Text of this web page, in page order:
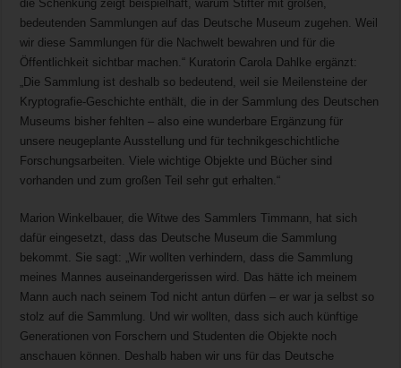
die Schenkung zeigt beispielhaft, warum Stifter mit großen,
bedeutenden Sammlungen auf das Deutsche Museum zugehen. Weil
wir diese Sammlungen für die Nachwelt bewahren und für die
Öffentlichkeit sichtbar machen.“ Kuratorin Carola Dahlke ergänzt:
„Die Sammlung ist deshalb so bedeutend, weil sie Meilensteine der
Kryptografie-Geschichte enthält, die in der Sammlung des Deutschen
Museums bisher fehlten – also eine wunderbare Ergänzung für
unsere neugeplante Ausstellung und für technikgeschichtliche
Forschungsarbeiten. Viele wichtige Objekte und Bücher sind
vorhanden und zum großen Teil sehr gut erhalten.“
Marion Winkelbauer, die Witwe des Sammlers Timmann, hat sich
dafür eingesetzt, dass das Deutsche Museum die Sammlung
bekommt. Sie sagt: „Wir wollten verhindern, dass die Sammlung
meines Mannes auseinandergerissen wird. Das hätte ich meinem
Mann auch nach seinem Tod nicht antun dürfen – er war ja selbst so
stolz auf die Sammlung. Und wir wollten, dass sich auch künftige
Generationen von Forschern und Studenten die Objekte noch
anschauen können. Deshalb haben wir uns für das Deutsche